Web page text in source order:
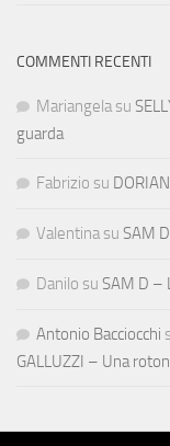
COMMENTI RECENTI
Mariangela su
guarda
Fabrizio su
Valentina su SAM
Danilo su SAM D –
Antonio Bacciocchi
GALLUZZI – Una